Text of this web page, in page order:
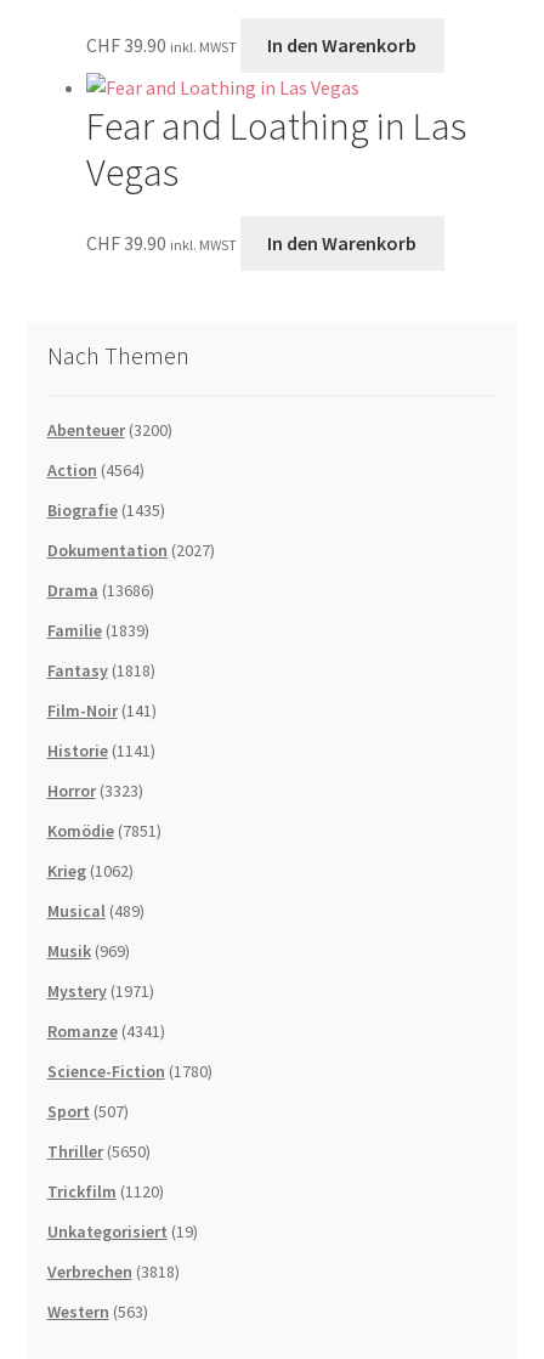
CHF39.90 inkl. MWST In den Warenkorb
Fear and Loathing in Las
Vegas
CHF39.90 inkl. MWST In den Warenkorb
Nach Themen
Abenteuer (3200)
Action (4564)
Biografie (1435)
Dokumentation (2027)
Drama (13686)
Familie (1839)
Fantasy (1818)
Film-Noir (141)
Historie (1141)
Horror (3323)
Komödie (7851)
Krieg (1062)
Musical (489)
Musik (969)
Mystery (1971)
Romanze (4341)
Science-Fiction (1780)
Sport (507)
Thriller (5650)
Trickfilm (1120)
Unkategorisiert (19)
Verbrechen (3818)
Western (563)